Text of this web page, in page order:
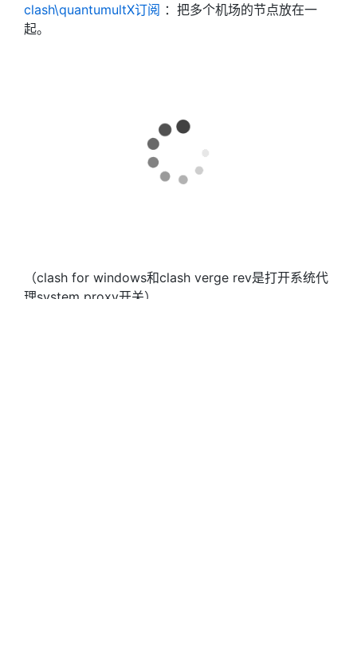
clash\quantumultX订阅 ：把多个机场的节点放在一
起。
（clash for windows和clash verge rev是打开系统代
理system proxy开关）